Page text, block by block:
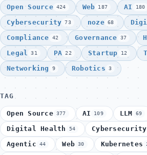
Open Source 424 Web 187 AI 180
Cybersecurity 73 noze 68
Compliance 42 Governance 37
Legal 31 PA 22 Startup 12
Networking 9 Robotics 3
TAG
Open Source 377 AI 109 LLM 69
Digital Health 54 Cybersecurity
Agentic 44 Web 30 Kubernetes